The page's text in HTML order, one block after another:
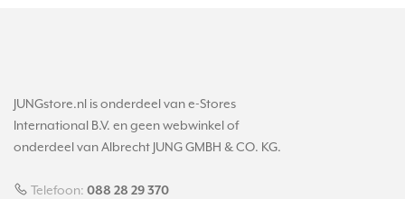
JUNGstore.nl is onderdeel van e-Stores
International B.V. en geen webwinkel of
onderdeel van Albrecht JUNG GMBH & CO. KG.
Telefoon: 088 28 29 370